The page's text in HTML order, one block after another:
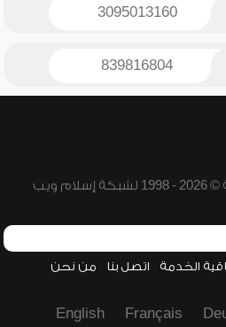
3095013160
839816804
ويب
الخدمة اتصل بنا من نحن
Français
English